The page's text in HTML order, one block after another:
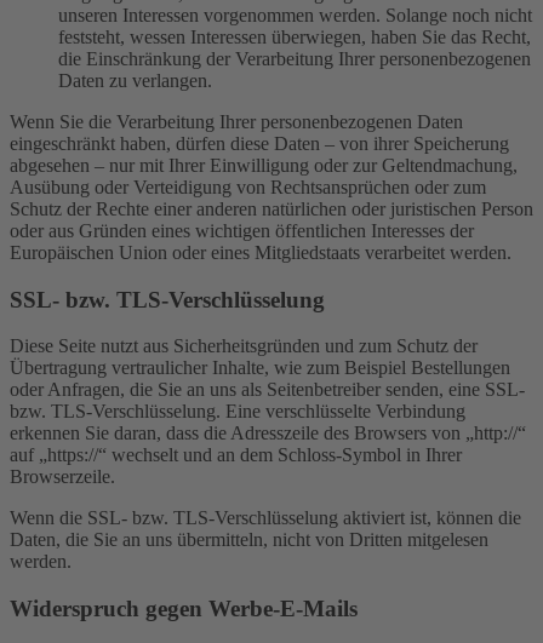
unseren Interessen vorgenommen werden. Solange noch nicht
feststeht, wessen Interessen überwiegen, haben Sie das Recht,
die Einschränkung der Verarbeitung Ihrer personenbezogenen
Daten zu verlangen.
Wenn Sie die Verarbeitung Ihrer personenbezogenen Daten
eingeschränkt haben, dürfen diese Daten – von ihrer Speicherung
abgesehen – nur mit Ihrer Einwilligung oder zur Geltendmachung,
Ausübung oder Verteidigung von Rechtsansprüchen oder zum
Schutz der Rechte einer anderen natürlichen oder juristischen Person
oder aus Gründen eines wichtigen öffentlichen Interesses der
Europäischen Union oder eines Mitgliedstaats verarbeitet werden.
SSL- bzw. TLS-Verschlüsselung
Diese Seite nutzt aus Sicherheitsgründen und zum Schutz der
Übertragung vertraulicher Inhalte, wie zum Beispiel Bestellungen
oder Anfragen, die Sie an uns als Seitenbetreiber senden, eine SSL-
bzw. TLS-Verschlüsselung. Eine verschlüsselte Verbindung
erkennen Sie daran, dass die Adresszeile des Browsers von „http://“
auf „https://“ wechselt und an dem Schloss-Symbol in Ihrer
Browserzeile.
Wenn die SSL- bzw. TLS-Verschlüsselung aktiviert ist, können die
Daten, die Sie an uns übermitteln, nicht von Dritten mitgelesen
werden.
Widerspruch gegen Werbe-E-Mails